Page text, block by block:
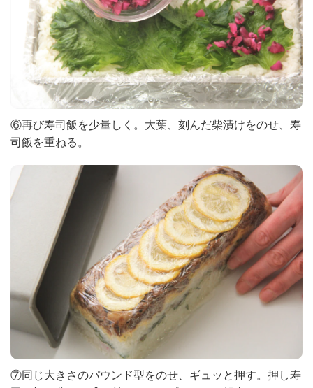
⑥再び寿司飯を少量しく。大葉、刻んだ柴漬けをのせ、寿
司飯を重ねる。
⑦同じ大きさのパウンド型をのせ、ギュッと押す。押し寿